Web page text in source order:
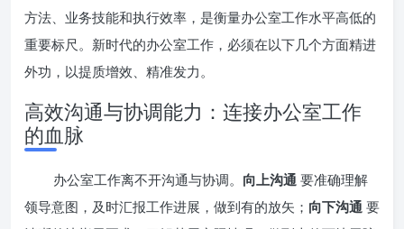
方法、业务技能和执行效率，是衡量办公室工作水平高低的
重要标尺。新时代的办公室工作，必须在以下几个方面精进
外功，以提质增效、精准发力。
高效沟通与协调能力：连接办公室工作
的血脉
办公室工作离不开沟通与协调。 向上沟通 要准确理解
领导意图，及时汇报工作进展，做到有的放矢； 向下沟通 要